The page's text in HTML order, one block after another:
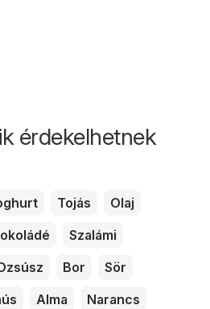
érdekelhetnek
Tojás
Olaj
Szalámi
Bor
Sör
Alma
Narancs